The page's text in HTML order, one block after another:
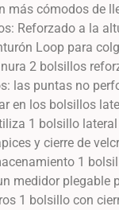
más cómodos de
Reforzado a la
Loop para
2 bolsillos
las puntas no
en los bolsillos
1 bolsillo
y cierre de
1
medidor plegable
1 bolsillo con